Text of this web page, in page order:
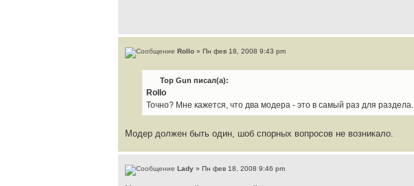
Rollo » Пн фев 18, 2008 9:43 pm
Top Gun писал(а):
Rollo
Точно? Мне кажется, что два модера - это в самый раз для раздела.
Модер должен быть один, шоб спорных вопросов не возникало.
Lady » Пн фев 18, 2008 9:46 pm